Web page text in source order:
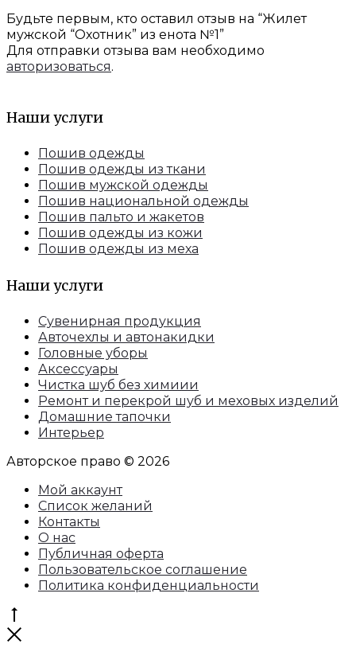
Будьте первым, кто оставил отзыв на “Жилет
мужской “Охотник” из енота №1”
Для отправки отзыва вам необходимо
авторизоваться.
Наши услуги
Пошив одежды
Пошив одежды из ткани
Пошив мужской одежды
Пошив национальной одежды
Пошив пальто и жакетов
Пошив одежды из кожи
Пошив одежды из меха
Наши услуги
Сувенирная продукция
Авточехлы и автонакидки
Головные уборы
Аксессуары
Чистка шуб без химиии
Ремонт и перекрой шуб и меховых изделий
Домашние тапочки
Интерьер
Авторское право © 2026
Мой аккаунт
Список желаний
Контакты
О нас
Публичная оферта
Пользовательское соглашение
Политика конфиденциальности